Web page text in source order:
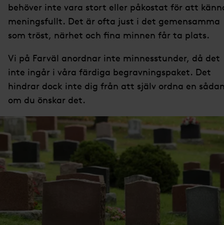
behöver inte vara stort eller påkostat för att
meningsfullt. Det är ofta just i det gemensamma
som tröst, närhet och fina minnen får ta plats.
Vi på Farväl anordnar inte minnesstunder, då det
inte ingår i våra färdiga begravningspaket. Det
hindrar dock inte dig från att själv ordna en
om du önskar det.